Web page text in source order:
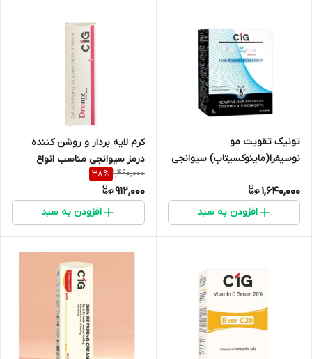
تونیک تقویت مو
نوسیفرا(ماینوکسیتاپ) سیوانجی
1,640,000
افزودن به سبد
کرم لایه بردار و روشن کننده
درمز سیوانجی مناسب انواع
پوست
1,490,000
38%
912,000
افزودن به سبد